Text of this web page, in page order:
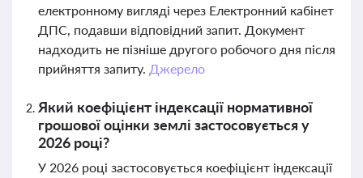
електронному вигляді через Електронний кабінет
ДПС, подавши відповідний запит. Документ
надходить не пізніше другого робочого дня після
прийняття запиту. Джерело
Який коефіцієнт індексації нормативної
грошової оцінки землі застосовується у
2026 році?
У 2026 році застосовується коефіцієнт індексації